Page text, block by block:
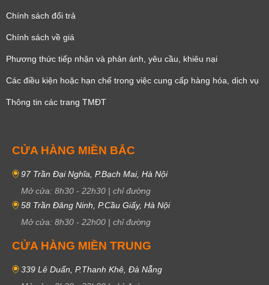
Chính sách đổi trả
Chính sách về giá
Phương thức tiếp nhận và phản ánh, yêu cầu, khiêu nại
Các điều kiện hoặc hạn chế trong việc cung cấp hàng hóa, dịch vụ
Thông tin các trang TMĐT
CỬA HÀNG MIỀN BẮC
97 Trần Đại Nghĩa, P.Bạch Mai, Hà Nội
Mở cửa: 8h30 - 22h30 | chỉ đường
58 Trần Đăng Ninh, P.Cầu Giấy, Hà Nội
Mở cửa: 8h30 - 22h00 | chỉ đường
CỬA HÀNG MIỀN TRUNG
339 Lê Duẩn, P.Thanh Khê, Đà Nẵng